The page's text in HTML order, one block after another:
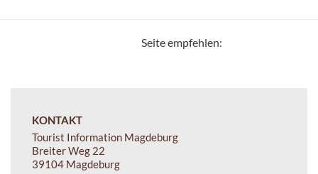
Seite empfehlen:
KONTAKT
Tourist Information Magdeburg
Breiter Weg 22
39104 Magdeburg